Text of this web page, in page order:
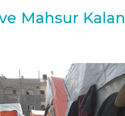
ve Mahsur